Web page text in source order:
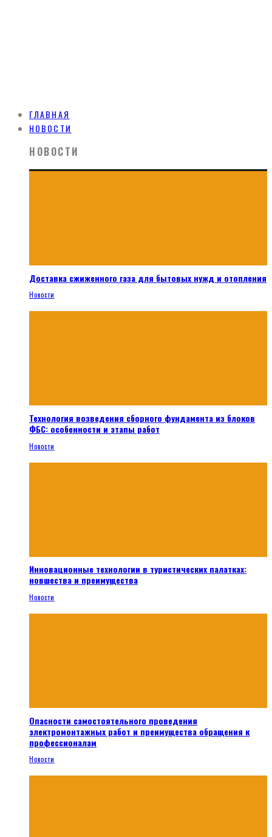
ГЛАВНАЯ
НОВОСТИ
НОВОСТИ
Доставка сжиженного газа для бытовых нужд и отопления
Новости
Технология возведения сборного фундамента из блоков
ФБС: особенности и этапы работ
Новости
Инновационные технологии в туристических палатках:
новшества и преимущества
Новости
Опасности самостоятельного проведения
электромонтажных работ и преимущества обращения к
профессионалам
Новости